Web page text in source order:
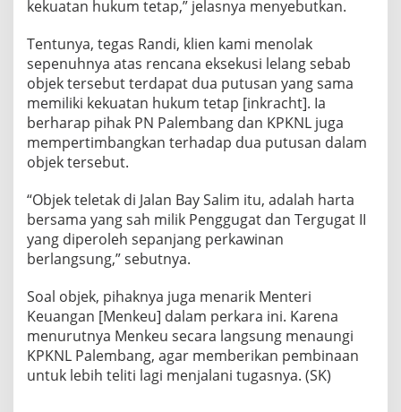
kekuatan hukum tetap,” jelasnya menyebutkan.
Tentunya, tegas Randi, klien kami menolak
sepenuhnya atas rencana eksekusi lelang sebab
objek tersebut terdapat dua putusan yang sama
memiliki kekuatan hukum tetap [inkracht]. Ia
berharap pihak PN Palembang dan KPKNL juga
mempertimbangkan terhadap dua putusan dalam
objek tersebut.
“Objek teletak di Jalan Bay Salim itu, adalah harta
bersama yang sah milik Penggugat dan Tergugat II
yang diperoleh sepanjang perkawinan
berlangsung,” sebutnya.
Soal objek, pihaknya juga menarik Menteri
Keuangan [Menkeu] dalam perkara ini. Karena
menurutnya Menkeu secara langsung menaungi
KPKNL Palembang, agar memberikan pembinaan
untuk lebih teliti lagi menjalani tugasnya. (SK)